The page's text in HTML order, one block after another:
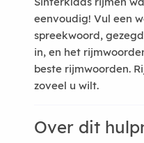
eenvoudig! Vul een
spreekwoord,
in, en het
beste rijmwoorden.
zoveel u wilt.
Over dit